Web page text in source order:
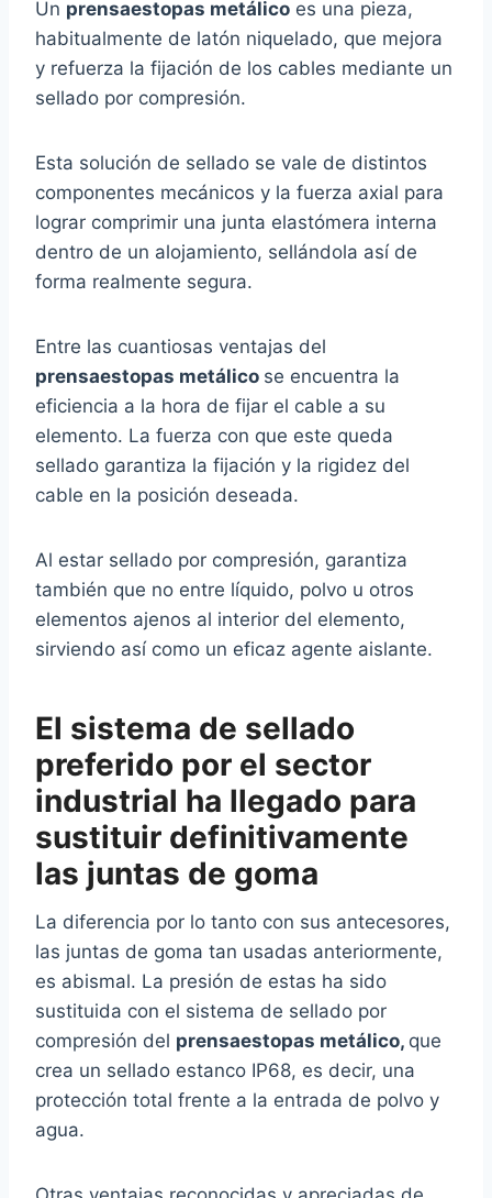
Un prensaestopas metálico es una pieza,
habitualmente de latón niquelado, que mejora
y refuerza la fijación de los cables mediante un
sellado por compresión.
Esta solución de sellado se vale de distintos
componentes mecánicos y la fuerza axial para
lograr comprimir una junta elastómera interna
dentro de un alojamiento, sellándola así de
forma realmente segura.
Entre las cuantiosas ventajas del
prensaestopas metálico se encuentra la
eficiencia a la hora de fijar el cable a su
elemento. La fuerza con que este queda
sellado garantiza la fijación y la rigidez del
cable en la posición deseada.
Al estar sellado por compresión, garantiza
también que no entre líquido, polvo u otros
elementos ajenos al interior del elemento,
sirviendo así como un eficaz agente aislante.
El sistema de sellado
preferido por el sector
industrial ha llegado para
sustituir definitivamente
las juntas de goma
La diferencia por lo tanto con sus antecesores,
las juntas de goma tan usadas anteriormente,
es abismal. La presión de estas ha sido
sustituida con el sistema de sellado por
compresión del prensaestopas metálico, que
crea un sellado estanco IP68, es decir, una
protección total frente a la entrada de polvo y
agua.